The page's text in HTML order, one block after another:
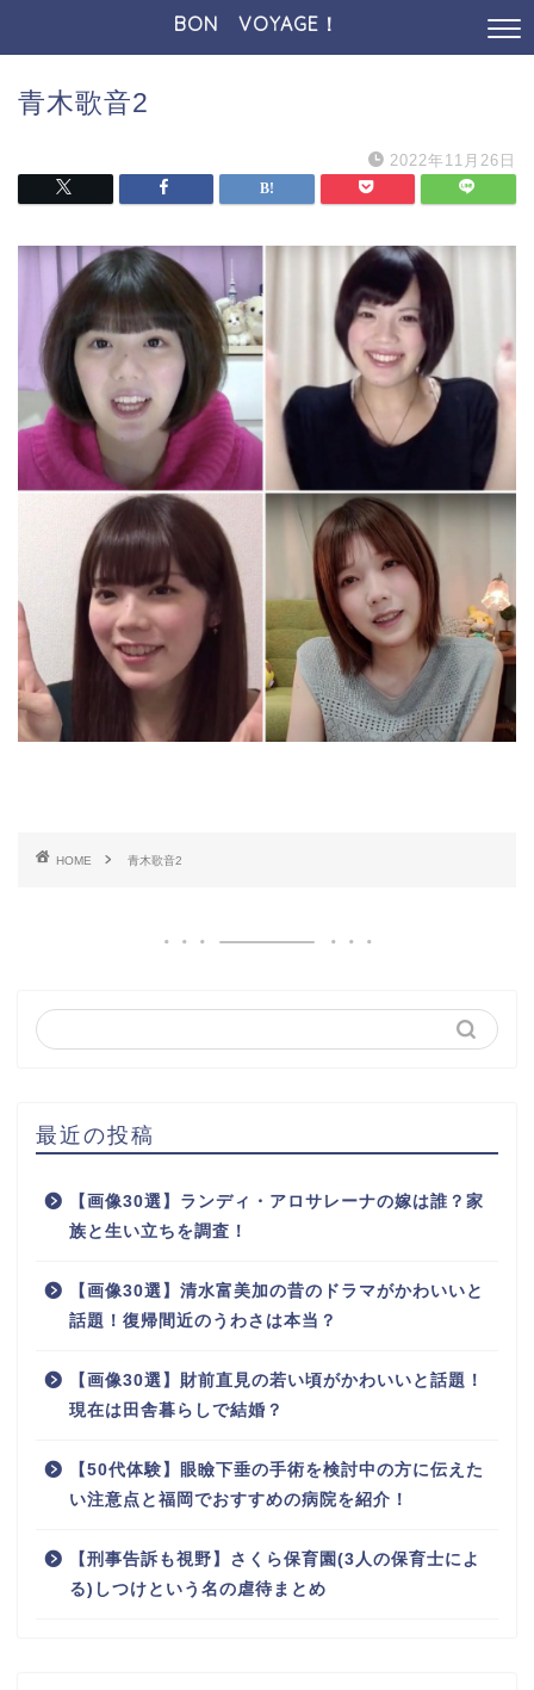
BON VOYAGE！
青木歌音2
2022年11月26日
HOME 青木歌音2
最近の投稿
【画像30選】ランディ・アロサレーナの嫁は誰？家
族と生い立ちを調査！
【画像30選】清水富美加の昔のドラマがかわいいと
話題！復帰間近のうわさは本当？
【画像30選】財前直見の若い頃がかわいいと話題！
現在は田舎暮らしで結婚？
【50代体験】眼瞼下垂の手術を検討中の方に伝えた
い注意点と福岡でおすすめの病院を紹介！
【刑事告訴も視野】さくら保育園(3人の保育士によ
る)しつけという名の虐待まとめ